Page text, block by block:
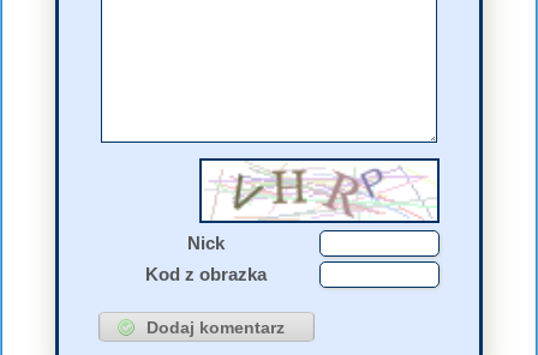
Nick
Kod z obrazka